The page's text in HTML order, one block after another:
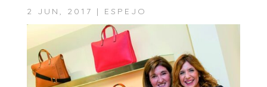
2 JUN, 2017 | ESPEJO